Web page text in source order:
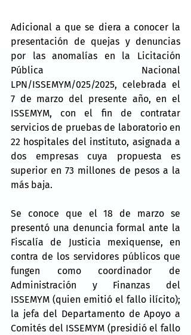
Adicional a que se diera a conocer la
presentación de quejas y denuncias
por las anomalías en la Licitación
Pública Nacional
LPN/ISSEMYM/025/2025, celebrada el
7 de marzo del presente año, en el
ISSEMYM, con el fin de contratar
servicios de pruebas de laboratorio en
22 hospitales del instituto, asignada a
dos empresas cuya propuesta es
superior en 73 millones de pesos a la
más baja.
Se conoce que el 18 de marzo se
presentó una denuncia formal ante la
Fiscalía de Justicia mexiquense, en
contra de los servidores públicos que
fungen como coordinador de
Administración y Finanzas del
ISSEMYM (quien emitió el fallo ilícito);
la jefa del Departamento de Apoyo a
Comités del ISSEMYM (presidió el fallo